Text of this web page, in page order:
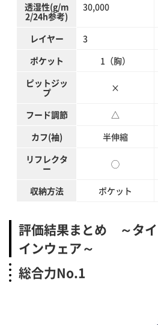
透湿性(g/m
2/24h参考)
30,000
レイヤー 3
ポケット
1（胸）
ピットジッ
プ
×
フード調節 △
カフ(袖)
半伸縮
リフレクタ
ー
◯
収納方法 ポケット
評価結果まとめ ～タ
インウェア～
総合力No.1